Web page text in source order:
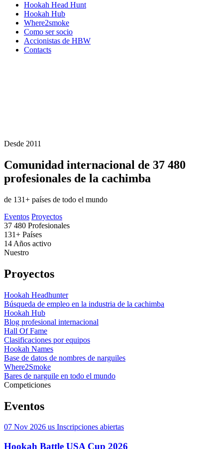
Hookah Head Hunt
Hookah Hub
Where2smoke
Como ser socio
Accionistas de HBW
Contacts
Desde 2011
Comunidad internacional de 37 480
profesionales de la cachimba
de 131+ países de todo el mundo
Eventos Proyectos
37 480 Profesionales
131+ Países
14 Años activo
Nuestro
Proyectos
Hookah Headhunter
Búsqueda de empleo en la industria de la cachimba
Hookah Hub
Blog profesional internacional
Hall Of Fame
Clasificaciones por equipos
Hookah Names
Base de datos de nombres de narguiles
Where2Smoke
Bares de narguile en todo el mundo
Competiciones
Eventos
07 Nov 2026 us Inscripciones abiertas
Hookah Battle USA Cup 2026